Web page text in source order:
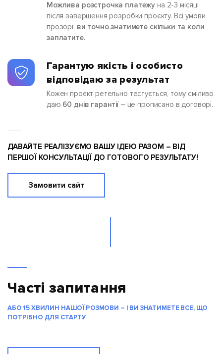
Можлива розстрочка платежу на 2-3 місяці
після завершення розробки проєкту. Всі умови
прозорі: ви точно знатимете скільки та коли
заплатите.
Гарантую якість і особисто
відповідаю за результат
Кожен проєкт ретельно тестується, тому сміливо
даю 60 днів гарантії– це прописано в договорі.
ДАВАЙТЕ РЕАЛІЗУЄМО ВАШУ ІДЕЮ РАЗОМ – ВІД
ПЕРШОЇ КОНСУЛЬТАЦІЇ ДО ГОТОВОГО РЕЗУЛЬТАТУ!
Замовити сайт
Часті запитання
АБО 15 ХВИЛИН НАШОЇ РОЗМОВИ – І ВИ ЗНАТИМЕТЕ ВСЕ, ЩО
ПОТРІБНО ДЛЯ СТАРТУ